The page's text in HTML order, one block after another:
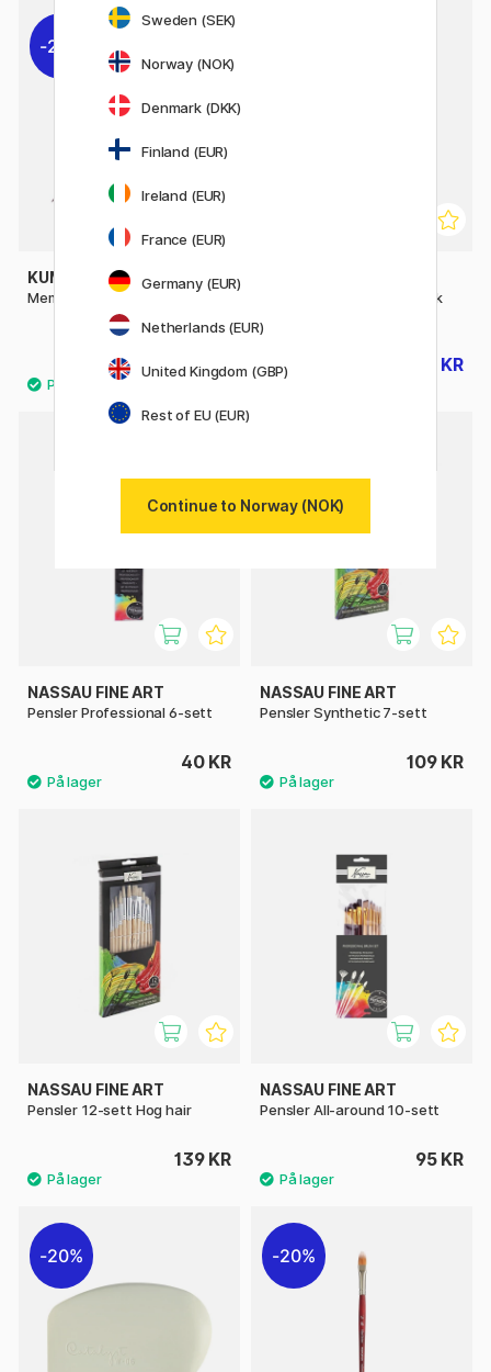
20%
KUM
Memory Point Rund St 1
51 KR
64 KR
Symbiose Pensel Syntetisk
58 KR
NASSAU FINE ART
Pensler Professional 6-sett
40 KR
NASSAU FINE ART
Pensler Synthetic 7-sett
109 KR
NASSAU FINE ART
Pensler 12-sett Hog hair
139 KR
NASSAU FINE ART
Pensler All-around 10-sett
95 KR
20% 20%
Sweden (SEK)
Norway (NOK)
Denmark (DKK)
Finland (EUR)
Ireland (EUR)
France (EUR)
Germany (EUR)
Netherlands (EUR)
United Kingdom (GBP)
Rest of EU (EUR)
Continue to Norway (NOK)